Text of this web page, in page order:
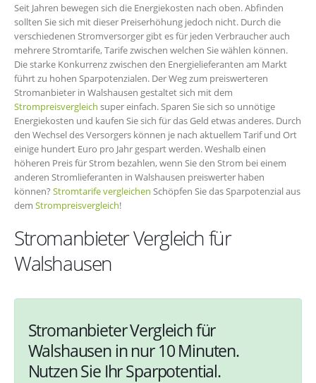
Seit Jahren bewegen sich die Energiekosten nach oben. Abfinden
sollten Sie sich mit dieser Preiserhöhung jedoch nicht. Durch die
verschiedenen Stromversorger gibt es für jeden Verbraucher auch
mehrere Stromtarife, Tarife zwischen welchen Sie wählen können.
Die starke Konkurrenz zwischen den Energielieferanten am Markt
führt zu hohen Sparpotenzialen. Der Weg zum preiswerteren
Stromanbieter in Walshausen gestaltet sich mit dem
Strompreisvergleich super einfach. Sparen Sie sich so unnötige
Energiekosten und kaufen Sie sich für das Geld etwas anderes. Durch
den Wechsel des Versorgers können je nach aktuellem Tarif und Ort
einige hundert Euro pro Jahr gespart werden. Weshalb einen
höheren Preis für Strom bezahlen, wenn Sie den Strom bei einem
anderen Stromlieferanten in Walshausen preiswerter haben
können? Stromtarife vergleichen Schöpfen Sie das Sparpotenzial aus
dem Strompreisvergleich!
Stromanbieter Vergleich für
Walshausen
Stromanbieter Vergleich für
Walshausen in nur 10 Minuten.
Nutzen Sie Ihr Sparpotential.